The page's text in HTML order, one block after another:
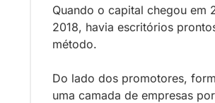
Quando o capital chegou em
2018, havia escritórios
método.
Do lado dos promotores,
uma camada de empresas